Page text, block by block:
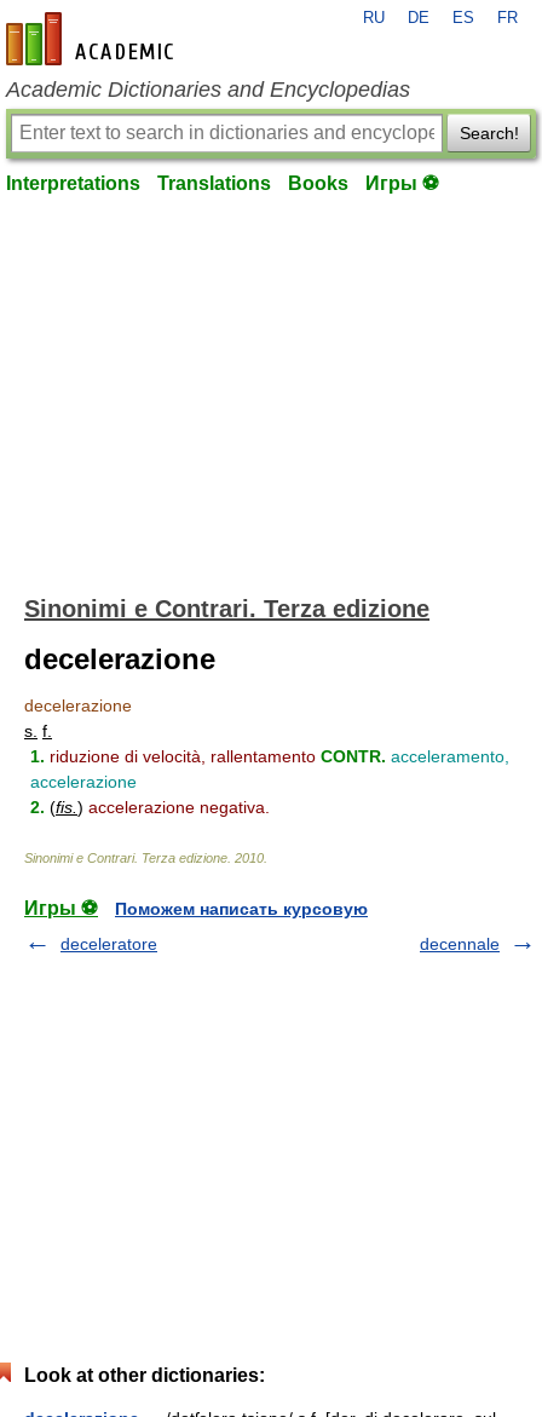
en-academic.com
RU DE ES FR
Academic Dictionaries and Encyclopedias
Search!
Interpretations Translations Books Игры ⚽
Sinonimi e Contrari. Terza edizione
decelerazione
decelerazione
s. f.
1. riduzione di velocità, rallentamento CONTR. acceleramento,
accelerazione
2. (fis. ) accelerazione negativa.
Sinonimi e Contrari. Terza edizione 2010
Игры ⚽
Поможем написать курсовую
deceleratore
decennale
Look at other dictionaries: